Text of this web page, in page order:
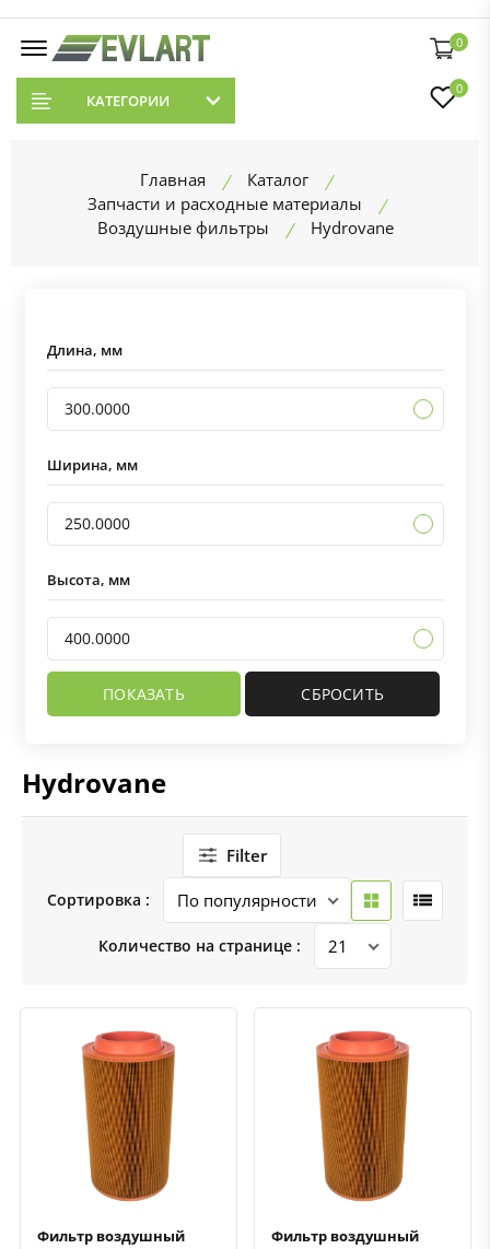
0
КАТЕГОРИИ
0
Главная
Каталог
Запчасти и расходные материалы
Воздушные фильтры
Hydrovane
Длина, мм
300.0000
Ширина, мм
250.0000
Высота, мм
400.0000
Hydrovane
Filter
Сортировка :
Количество на странице :
Быстрый просмотрДобавить к сравнению
Добавить в избранное
Фильтр воздушный
Быстрый просмотрДобавить к сравнению
Добавить в избранное
Фильтр воздушный